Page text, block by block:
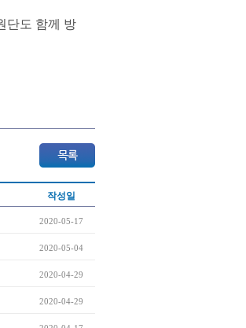
단도 함께 방
작성일
2020-05-17
2020-05-04
2020-04-29
2020-04-29